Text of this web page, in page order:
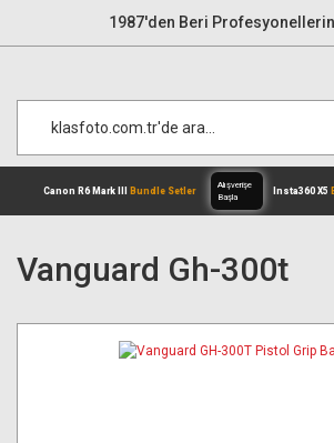
1987'den Beri
Vanguard Gh-300t